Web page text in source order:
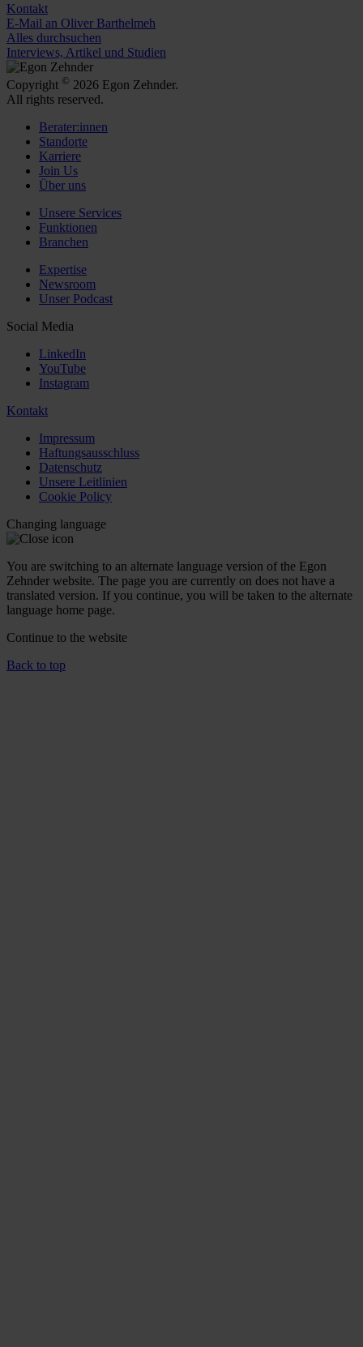
Kontakt
E-Mail an Oliver Barthelmeh
Alles durchsuchen
Interviews, Artikel und Studien
Copyright © 2026 Egon Zehnder.
All rights reserved.
Berater:innen
Standorte
Karriere
Join Us
Über uns
Unsere Services
Funktionen
Branchen
Expertise
Newsroom
Unser Podcast
Social Media
LinkedIn
YouTube
Instagram
Kontakt
Impressum
Haftungsausschluss
Datenschutz
Unsere Leitlinien
Cookie Policy
Changing language
You are switching to an alternate language version of the Egon
Zehnder website. The page you are currently on does not have a
translated version. If you continue, you will be taken to the alternate
language home page.
Continue to the website
Back to top